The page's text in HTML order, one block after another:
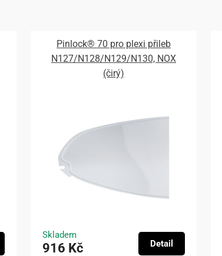
Pinlock® 70 pro plexi přileb
N127/N128/N129/N130, NOX
(čirý)
Skladem
916 Kč Detail